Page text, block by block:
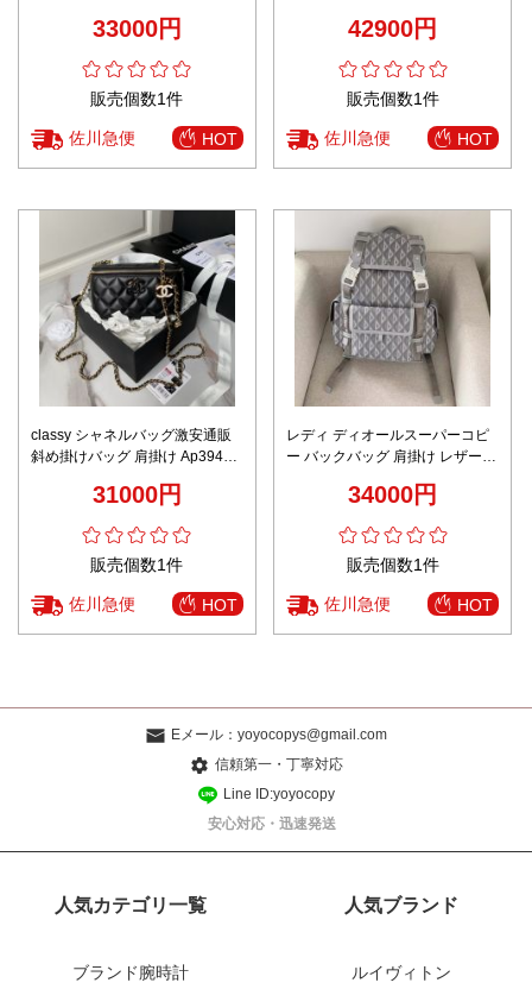
33000円
販売個数1件
佐川急便 HOT
質 精密ディテール 安心サイト 秘
42900円
販売個数1件
佐川急便 HOT
classy シャネルバッグ激安通販
斜め掛けバッグ 肩掛け Ap3940
31000円
販売個数1件
佐川急便 HOT
レディ ディオールスーパーコピ
ー バックバッグ 肩掛け レザー
容量 D8005 花柄 グレイ
34000円
販売個数1件
佐川急便 HOT
Eメール： yoyocopys@gmail.com
信頼第一・丁寧対応
Line ID:yoyocopy
安心対応・迅速発送
人気カテゴリ一覧
ブランド腕時計
人気ブランド
ルイヴィトン